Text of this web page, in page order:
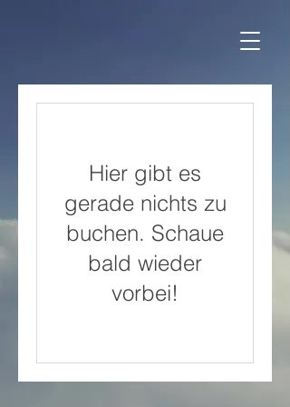
Hier gibt es
gerade nichts zu
buchen. Schaue
bald wieder
vorbei!